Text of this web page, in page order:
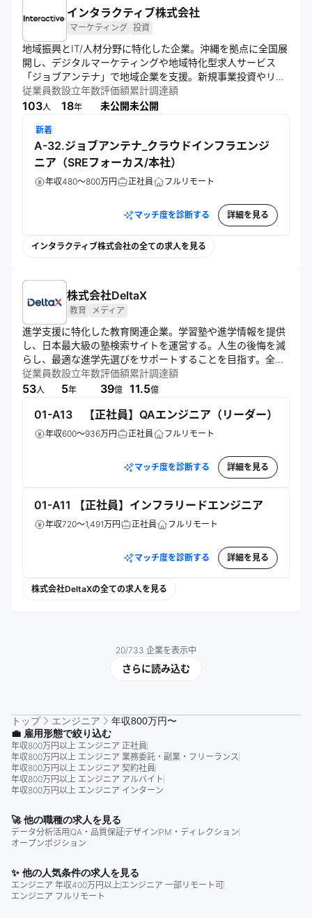
インタラクティブ株式会社
マーケティング 投資
地域振興とIT/人材分野に特化した企業。沖縄を拠点に全国展
開し、デジタルマーケティングや地域特化型求人サービス
「ジョブアンテナ」で地域企業を支援。新規事業投資やリモ
ートワーク導入も積極的に行い、地域の可能性を引き出し日
本全体の活性化を目指す。
従業員数
103人
設立年数
18年
評価額
未公開
累計調達額
未公開
新着
A-32.ジョブアンテナ_クラウドインフラエンジ
ニア（SREフォーカス/本社）
年収480～800万円 正社員 フルリモート
マッチ度を診断する 詳細を見る
インタラクティブ株式会社の全ての求人を見る
株式会社DeltaX
教育 メディア
進学支援に特化した教育関連企業。学習塾や進学情報を提供
し、日本最大級の塾検索サイトを運営する。人生の後悔を減
らし、最適な進学先選びをサポートすることを目指す。全国
の塾情報を掲載し、調査結果や最新技術を活用して、ユーザ
ーに有益な情報を提供している。
従業員数
53人
設立年数
5年
評価額
39億
累計調達額
11.5億
01-A13 【正社員】QAエンジニア（リーダー）
年収600～936万円 正社員 フルリモート
マッチ度を診断する 詳細を見る
01-A11 【正社員】インフラリードエンジニア
年収720～1,491万円 正社員 フルリモート
マッチ度を診断する 詳細を見る
株式会社DeltaXの全ての求人を見る
20/733 企業を表示中
さらに読み込む
トップ エンジニア
年収800万円〜
💼 雇用形態で絞り込む
年収800万円以上 エンジニア 正社員
年収800万円以上 エンジニア 業務委託・副業・フリーランス
年収800万円以上 エンジニア 契約社員
年収800万円以上 エンジニア アルバイト
年収800万円以上 エンジニア インターン
🚀 他の職種の求人を見る
データ分析活用 QA・品質保証デザイン PM・ディレクション
オープンポジション
✨ 他の人気条件の求人を見る
エンジニア 年収400万円以上エンジニア 一部リモート可
エンジニア フルリモート